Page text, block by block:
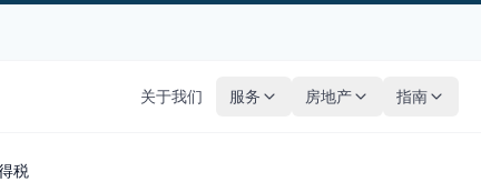
关于我们 服务 房地产 指南
税